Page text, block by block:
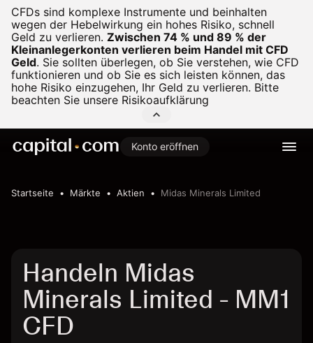
CFDs sind komplexe Instrumente und beinhalten
wegen der Hebelwirkung ein hohes Risiko, schnell
Geld zu verlieren. Zwischen 74 % und 89 % der
Kleinanlegerkonten verlieren beim Handel mit CFD
Geld. Sie sollten überlegen, ob Sie verstehen, wie CFD
funktionieren und ob Sie es sich leisten können, das
hohe Risiko einzugehen, Ihr Geld zu verlieren. Bitte
beachten Sie unsere Risikoaufklärung
Konto eröffnen
Startseite Märkte Aktien Midas Minerals Limited
Handeln Midas
Minerals Limited - MM1
CFD